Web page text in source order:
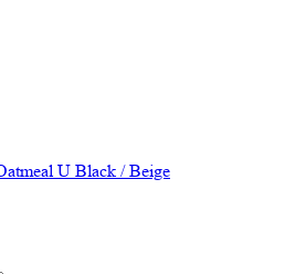
U Black / Beige